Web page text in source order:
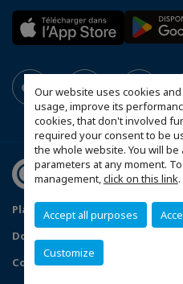
Our website uses cookies
usage, improve its
cookies, that don't involved
required your consent to be
the whole website. You will
parameters at any moment.
management,click on this link.
Accept all purposes
Customize
Plan du site Statut CCIFER
Données personnelles
Configurer vos préférences